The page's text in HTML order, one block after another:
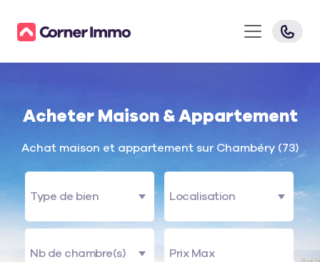
Acheter Maison & Appartement
Achat maison et appartement sur Chambéry (73)